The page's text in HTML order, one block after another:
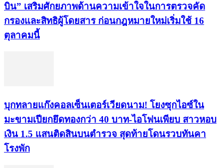
บิน” เสริมศักยภาพด้านความเข้าใจในการตรวจคัด
กรองและสิทธิผู้โดยสาร ก่อนกฎหมายใหม่เริ่มใช้ 16
ตุลาคมนี้
บุกทลายแก๊งคอลเซ็นเตอร์เวียดนาม! โยงซุกไอซ์ใน
มะขามเปียกยึดทองกว่า 40 บาท-ไอโฟนเพียบ สาวหอบ
เงิน 1.5 แสนติดสินบนตำรวจ สุดท้ายโดนรวบทันคา
โรงพัก